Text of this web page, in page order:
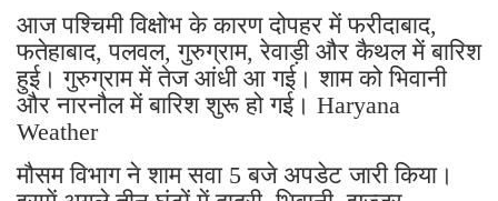
आज पश्चिमी विक्षोभ के कारण दोपहर में फरीदाबाद,
फतेहाबाद, पलवल, गुरुग्राम, रेवाड़ी और कैथल में बारिश
हुई। गुरुग्राम में तेज आंधी आ गई। शाम को भिवानी
और नारनौल में बारिश शुरू हो गई। Haryana
Weather
मौसम विभाग ने शाम सवा 5 बजे अपडेट जारी किया।